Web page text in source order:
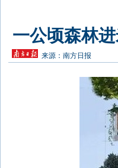
一公顷森林
来源： 南方日报